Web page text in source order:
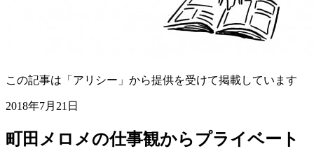
この記事は「アリシー」から提供を受けて掲載しています
2018年7月21日
町田メロメの仕事観からプライベート